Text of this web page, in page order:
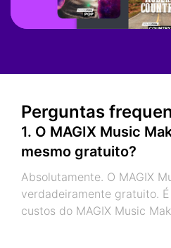
Perguntas
1. O MAGIX Music
mesmo gratuito?
Absolutamente. O MAGIX
verdadeiramente gratuito.
custos do MAGIX Music